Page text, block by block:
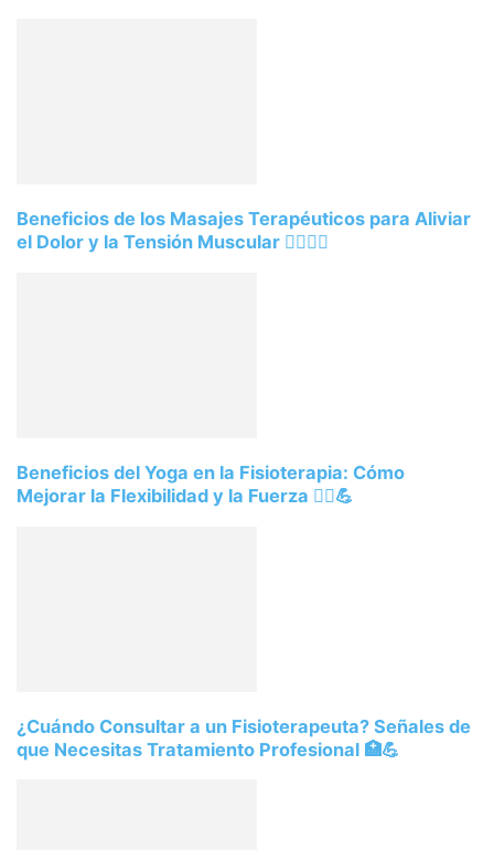
Beneficios de los Masajes Terapéuticos para Aliviar
el Dolor y la Tensión Muscular 💆‍♂️💆‍♀️
Beneficios del Yoga en la Fisioterapia: Cómo
Mejorar la Flexibilidad y la Fuerza 🧘‍♀️💪
¿Cuándo Consultar a un Fisioterapeuta? Señales de
que Necesitas Tratamiento Profesional 🏥💪